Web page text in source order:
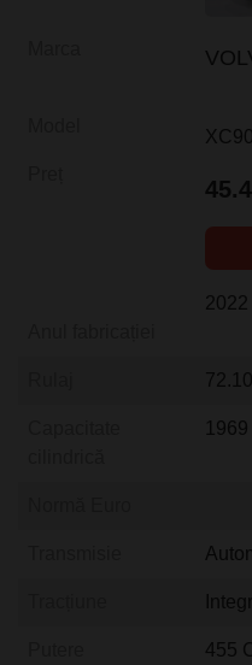
XC90
2022
1969
455